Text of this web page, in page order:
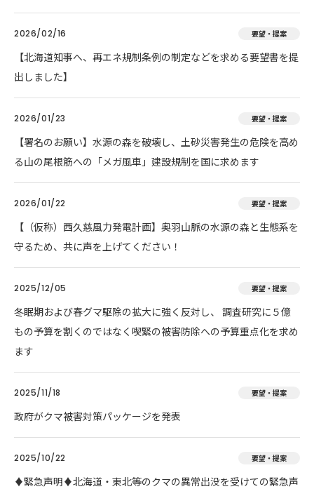
2026/02/16 要望・提案
【北海道知事へ、再エネ規制条例の制定などを求める要望書を提
出しました】
2026/01/23 要望・提案
【署名のお願い】水源の森を破壊し、土砂災害発生の危険を高め
る山の尾根筋への「メガ風車」建設規制を国に求めます
2026/01/22 要望・提案
【（仮称）西久慈風力発電計画】奥羽山脈の水源の森と生態系を
守るため、共に声を上げてください！
2025/12/05 要望・提案
冬眠期および春グマ駆除の拡大に強く反対し、 調査研究に５億
もの予算を割くのではなく喫緊の被害防除への予算重点化を求め
ます
2025/11/18 要望・提案
政府がクマ被害対策パッケージを発表
2025/10/22 要望・提案
♦️緊急声明♦️北海道・東北等のクマの異常出没を受けての緊急声